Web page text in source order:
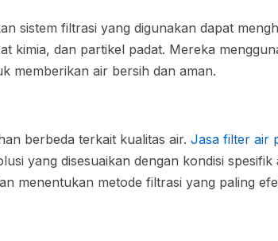
sistem filtrasi yang digunakan dapat
kimia, dan partikel padat. Mereka
memberikan air bersih dan aman.
berbeda terkait kualitas air. Jasa filter air
yang disesuaikan dengan kondisi spesifik
menentukan metode filtrasi yang paling